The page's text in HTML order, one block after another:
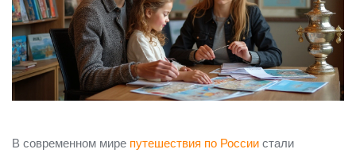
В современном мире путешествия по Россиистали